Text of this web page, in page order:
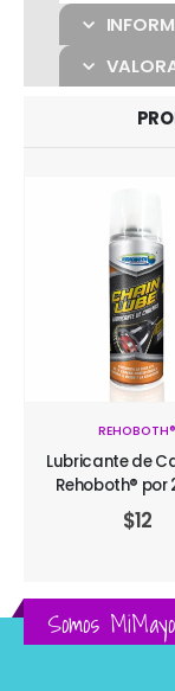
REHOBOTH®
Lubricante de
Rehoboth® por
$12
Somos